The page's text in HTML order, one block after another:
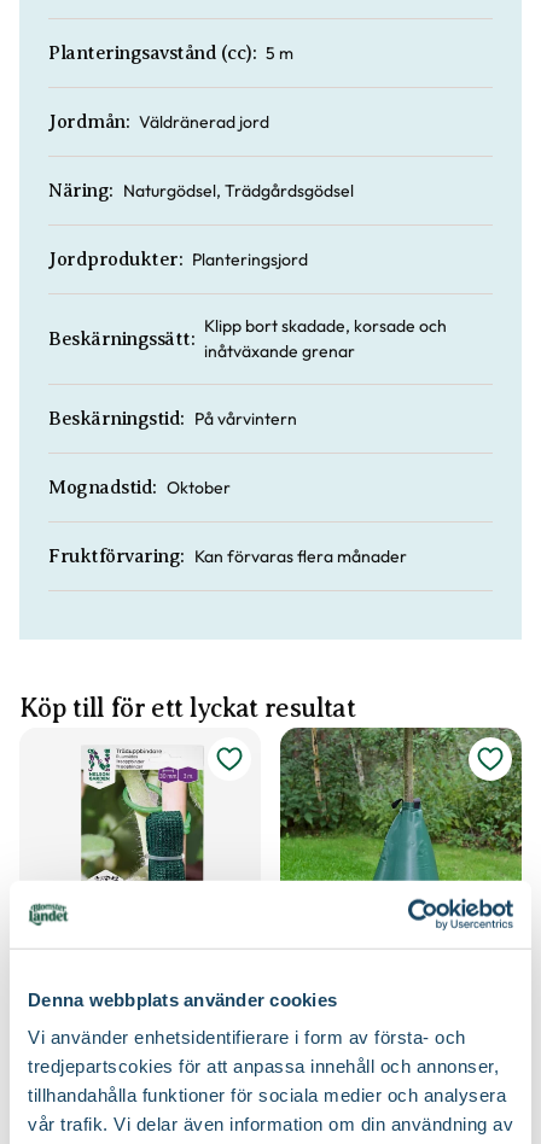
Denna webbplats använder cookies
Vi använder enhetsidentifierare i form av första- och
tredjepartscokies för att anpassa innehåll och annonser,
tillhandahålla funktioner för sociala medier och analysera
vår trafik. Vi delar även information om din användning av
Planteringsavstånd (cc): 5 m
Jordmån: Väldränerad jord
Näring: Naturgödsel, Trädgårdsgödsel
Jordprodukter: Planteringsjord
Beskärningssätt:
Klipp bort skadade, korsade och
inåtväxande grenar
Beskärningstid: På vårvintern
Mognadstid: Oktober
Fruktförvaring: Kan förvaras flera månader
Köp till för ett lyckat resultat
Nelson Garden
49
Välj butik
Online
Slut i lager
Till Produkten
till Träduppbindare väv produktsida
Blomsterlandet
249:-
Välj butik
Online
Slut i lager
Till Produkten
till